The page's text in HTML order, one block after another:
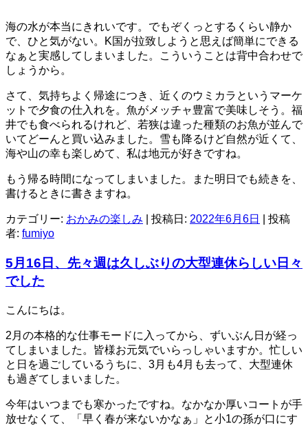
海の水が本当にきれいです。でもぞくっとするくらい静か
で、ひと気がない。K国が拉致しようと思えば簡単にできる
なぁと実感してしまいました。こういうことは背中合わせで
しょうから。
さて、気持ちよく帰途につき、近くのウミカラというマーケ
ットで夕食の仕入れを。魚がメッチャ豊富で美味しそう。福
井でも食べられるけれど、若狭は違った種類のお魚が並んで
いてどーんと買い込みました。雪も降るけど自然が近くて、
海や山の幸も楽しめて、私は地元が好きですね。
もう帰る時間になってしまいました。また明日でも続きを、
書けるときに書きますね。
カテゴリー: おかみの楽しみ | 投稿日: 2022年6月6日
投稿
者: fumiyo
5月16日、先々週は久しぶりの大型連休らしい日々
でした
こんにちは。
2月の本格的な仕事モードに入ってから、ずいぶん日が経っ
てしまいました。皆様お元気でいらっしゃいますか。忙しい
と日を過ごしているうちに、3月も4月も去って、大型連休
も過ぎてしまいました。
今年はいつまでも寒かったですね。なかなか厚いコートが手
放せなくて、「早く春が来ないかなぁ」と小1の孫が口にす